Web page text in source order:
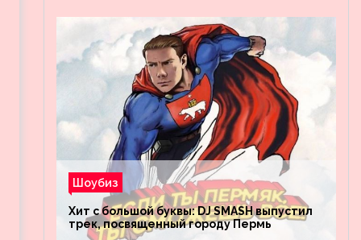
Шоубиз
Хит с большой буквы: DJ SMASH выпустил
трек, посвященный городу Пермь